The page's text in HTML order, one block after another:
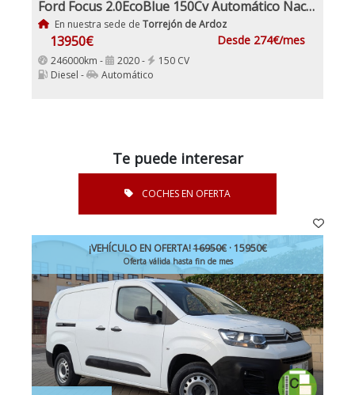
Ford Focus 2.0EcoBlue 150Cv Automático Nacional IVA y Garantía Incl
En nuestra sede de Torrejón de Ardoz
13950€ Desde 274€/mes
246000km - 2020 -
150 CV
Diesel -
Automático
Te puede interesar
COCHES EN OFERTA
¡VEHÍCULO EN OFERTA!16950€· 15950€
Oferta válida hasta fin de mes